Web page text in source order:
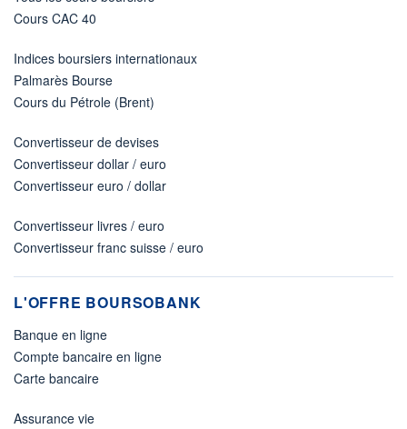
Cours CAC 40
Indices boursiers internationaux
Palmarès Bourse
Cours du Pétrole (Brent)
Convertisseur de devises
Convertisseur dollar / euro
Convertisseur euro / dollar
Convertisseur livres / euro
Convertisseur franc suisse / euro
L'OFFRE BOURSOBANK
Banque en ligne
Compte bancaire en ligne
Carte bancaire
Assurance vie